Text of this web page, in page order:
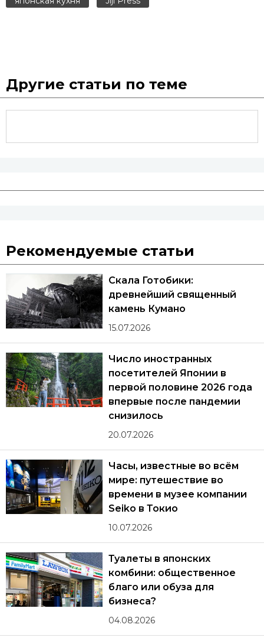
Другие статьи по теме
Рекомендуемые статьи
Скала Готобики:
древнейший священный
камень Кумано
15.07.2026
Число иностранных
посетителей Японии в
первой половине 2026 года
впервые после пандемии
снизилось
20.07.2026
Часы, известные во всём
мире: путешествие во
времени в музее компании
Seiko в Токио
10.07.2026
Туалеты в японских
комбини: общественное
благо или обуза для
бизнеса?
04.08.2026